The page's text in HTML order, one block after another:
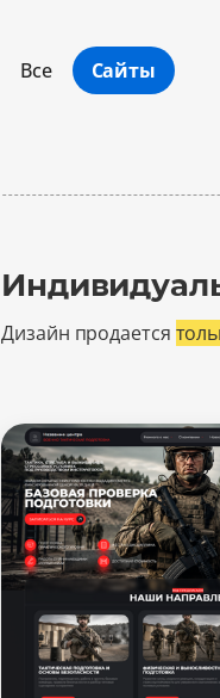
Все Сайты
Дизайн продается